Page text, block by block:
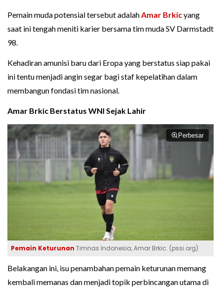
Pemain muda potensial tersebut adalahAmar Brkicyang
saat ini tengah meniti karier bersama tim muda SV Darmstadt
98.
Kehadiran amunisi baru dari Eropa yang berstatus siap pakai
ini tentu menjadi angin segar bagi staf kepelatihan dalam
membangun fondasi tim nasional.
Amar Brkic Berstatus WNI Sejak Lahir
Perbesar
Pemain Keturunan Timnas Indonesia, Amar Brkic. (pssi.org)
Belakangan ini, isu penambahan pemain keturunan memang
kembali memanas dan menjadi topik perbincangan utama di